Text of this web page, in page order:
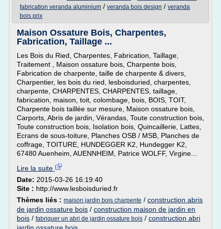
fabrication veranda aluminium / veranda bois design / veranda
bois prix
Maison Ossature Bois, Charpentes,
Fabrication, Taillage ...
Les Bois du Ried, Charpentes, Fabrication, Taillage,
Traitement , Maison ossature bois, Charpente bois,
Fabrication de charpente, taille de charpente & divers,
Charpentier, les bois du ried, lesboisduried, charpentes,
charpente, CHARPENTES, CHARPENTES, taillage,
fabrication, maison, toit, colombage, bois, BOIS, TOIT,
Charpente bois taillée sur mesure, Maison ossature bois,
Carports, Abris de jardin, Vérandas, Toute construction bois,
Toute construction bois, Isolation bois, Quincaillerie, Lattes,
Ecrans de sous-toiture, Planches OSB / MSB, Planches de
coffrage, TOITURE, HUNDEGGER K2, Hundegger K2,
67480 Auenheim, AUENNHEIM, Patrice WOLFF, Virgine...
Lire la suite
Date: 2015-03-26 16:19:40
Site : http://www.lesboisduried.fr
Thèmes liés : maison jardin bois charpente / construction abris
de jardin ossature bois / construction maison de jardin en
bois / fabriquer un abri de jardin ossature bois / construction abri